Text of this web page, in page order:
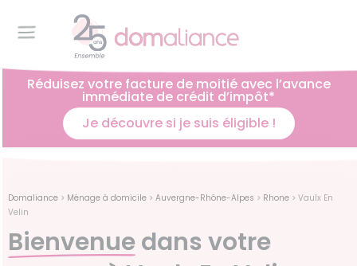
Réduisez votre facture de moitié avec l’avance
immédiate de crédit d’impôt*
Je découvre si je suis éligible !
Domaliance > Ménage à domicile > Auvergne-Rhône-Alpes > Rhone > Vaulx En
Velin
Bienvenuedans votre